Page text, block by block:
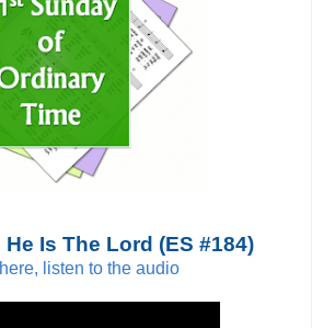
Is The Lord (ES #184)
listen to the audio